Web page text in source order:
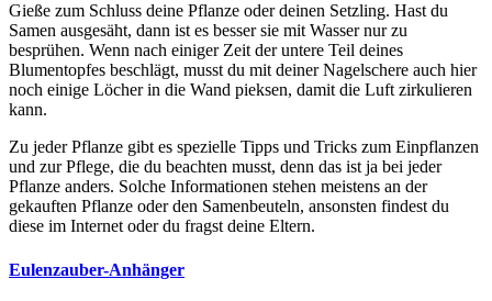
Gieße zum Schluss deine Pflanze oder deinen Setzling. Hast du
Samen ausgesäht, dann ist es besser sie mit Wasser nur zu
besprühen. Wenn nach einiger Zeit der untere Teil deines
Blumentopfes beschlägt, musst du mit deiner Nagelschere auch hier
noch einige Löcher in die Wand pieksen, damit die Luft zirkulieren
kann.
Zu jeder Pflanze gibt es spezielle Tipps und Tricks zum Einpflanzen
und zur Pflege, die du beachten musst, denn das ist ja bei jeder
Pflanze anders. Solche Informationen stehen meistens an der
gekauften Pflanze oder den Samenbeuteln, ansonsten findest du
diese im Internet oder du fragst deine Eltern.
Eulenzauber-Anhänger